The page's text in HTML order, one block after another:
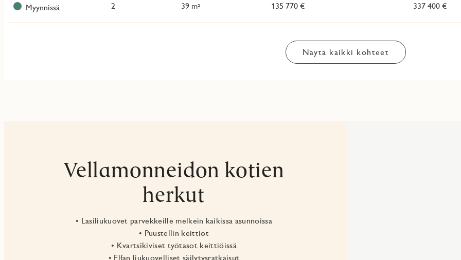
Myynnissä 2 39 m² 135 770 € 337 400 €
Näytä kaikki kohteet
Vellamonneidon kotien
herkut
• Lasiliukuovet parvekkeille melkein kaikissa asunnoissa
• Puustellin keittiöt
• Kvartsikiviset työtasot keittiöissä
• Elfan liukuovelliset säilytysratkaisut